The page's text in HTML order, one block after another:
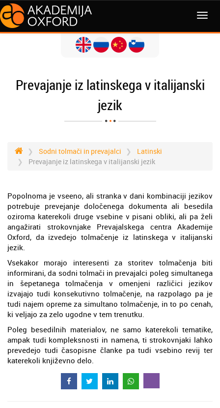
MENI
Prevajanje iz latinskega v italijanski
jezik
Sodni tolmači in prevajalci
Latinski
Prevajanje iz latinskega v italijanski jezik
Popolnoma je vseeno, ali stranka v dani kombinaciji jezikov
potrebuje prevejanje določenega dokumenta ali besedila
oziroma katerekoli druge vsebine v pisani obliki, ali pa želi
angažirati strokovnjake Prevajalskega centra Akademije
Oxford, da izvedejo tolmačenje iz latinskega v italijanski
jezik.
Vsekakor morajo interesenti za storitev tolmačenja biti
informirani, da sodni tolmači in prevajalci poleg simultanega
in šepetanega tolmačenja v omenjeni različici jezikov
izvajajo tudi konsekutivno tolmačenje, na razpolago pa je
tudi najem opreme za simultano tolmačenje, in to po cenah,
ki veljajo za zelo ugodne v tem trenutku.
Poleg besedilnih materialov, ne samo katerekoli tematike,
ampak tudi kompleksnosti in namena, ti strokovnjaki lahko
prevedejo tudi časopisne članke pa tudi vsebino revij ter
katerekoli književno delo.